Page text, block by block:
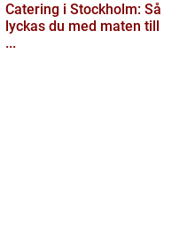
Catering i Stockholm: Så
lyckas du med maten till
...